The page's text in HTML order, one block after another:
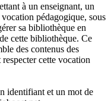
à un enseignant, un
pédagogique, sous
sa bibliothèque en
cette bibliothèque. Ce
des contenus des
cette vocation
identifiant et un mot de